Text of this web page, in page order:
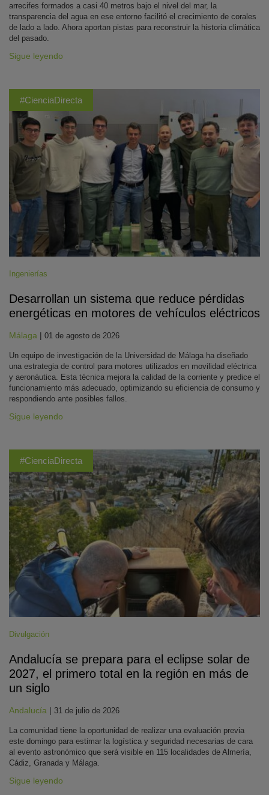
arrecifes formados a casi 40 metros bajo el nivel del mar, la
transparencia del agua en ese entorno facilitó el crecimiento de corales
de lado a lado. Ahora aportan pistas para reconstruir la historia climática
del pasado.
Sigue leyendo
#CienciaDirecta
Ingenierías
Desarrollan un sistema que reduce pérdidas
energéticas en motores de vehículos eléctricos
Málaga | 01 de agosto de 2026
Un equipo de investigación de la Universidad de Málaga ha diseñado
una estrategia de control para motores utilizados en movilidad eléctrica
y aeronáutica. Esta técnica mejora la calidad de la corriente y predice el
funcionamiento más adecuado, optimizando su eficiencia de consumo y
respondiendo ante posibles fallos.
Sigue leyendo
#CienciaDirecta
Divulgación
Andalucía se prepara para el eclipse solar de
2027, el primero total en la región en más de
un siglo
Andalucía | 31 de julio de 2026
La comunidad tiene la oportunidad de realizar una evaluación previa
este domingo para estimar la logística y seguridad necesarias de cara
al evento astronómico que será visible en 115 localidades de Almería,
Cádiz, Granada y Málaga.
Sigue leyendo